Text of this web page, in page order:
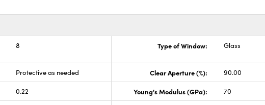
8 Type of Window: Glass
Protective as needed Clear Aperture (%): 90.00
0.22 Young's Modulus (GPa): 70